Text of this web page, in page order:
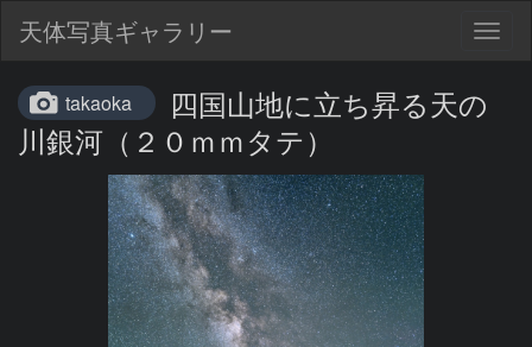
天体写真ギャラリー
takaoka
四国山地に立ち昇る天の
川銀河（２０ｍｍタテ）